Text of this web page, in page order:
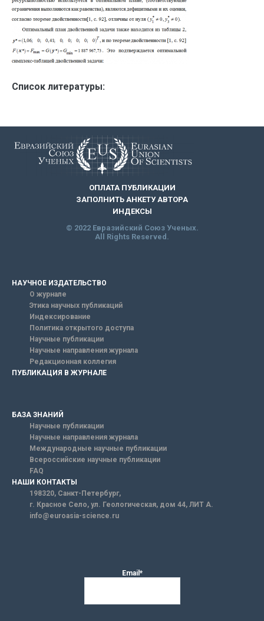
Список литературы:
ОПЛАТА ПУБЛИКАЦИИ
ЗАПОЛНИТЬ АНКЕТУ АВТОРА
ИНДЕКСЫ
© 2022 Евразийский Союз Ученых.
All Rights Reserved.
НАУЧНОЕ ИЗДАТЕЛЬСТВО
О журнале
Этика научных публикаций
Индексирование
Политика открытого доступа
Научные публикации
Научные направления журнала
Редакционная коллегия
ПУБЛИКАЦИЯ В ЖУРНАЛЕ
БАЗА ЗНАНИЙ
Научные публикации
Научные направления журнала
Международные научные публикации
Всероссийские научные публикации
FAQ
НАШИ КОНТАКТЫ
198320, Санкт-Петербург,
г. Красное Село, ул. Геологическая, дом 44, ЛИТ А.
info@euroasia-science.ru
Email*